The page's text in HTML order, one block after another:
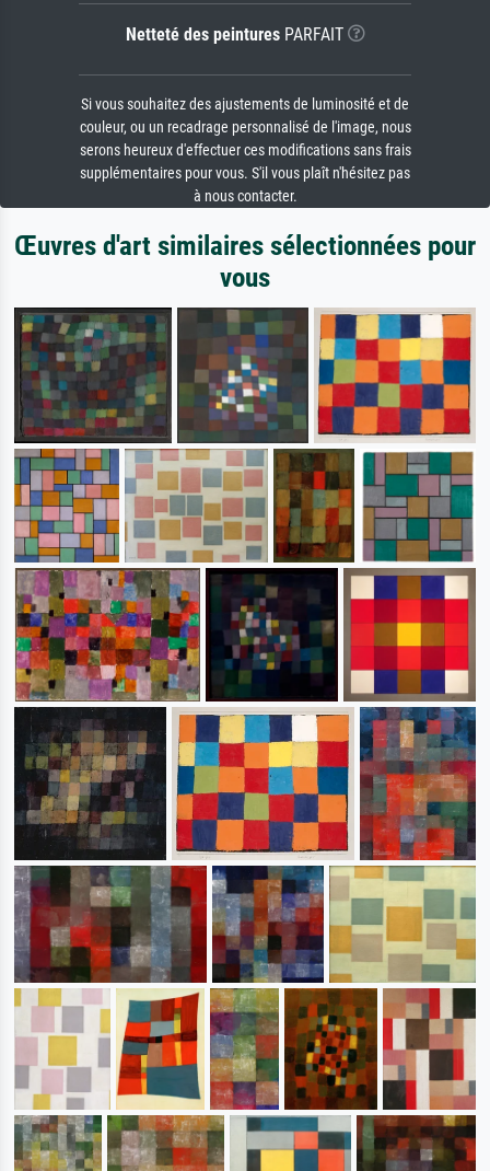
Netteté des peinturesPARFAIT
Si vous souhaitez des ajustements de luminosité et de
couleur, ou un recadrage personnalisé de l'image, nous
serons heureux d'effectuer ces modifications sans frais
supplémentaires pour vous. S'il vous plaît n'hésitez pas
à nous contacter.
Œuvres d'art similaires sélectionnées pour
vous